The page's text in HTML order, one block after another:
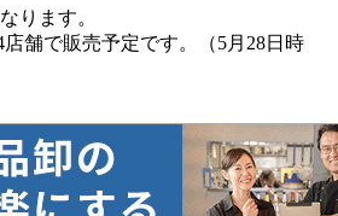
ります。
舗で販売予定です。（5月28日時